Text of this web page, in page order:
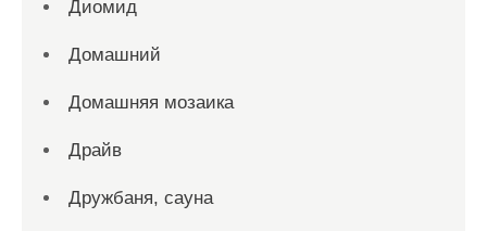
Диомид
Домашний
Домашняя мозаика
Драйв
Дружбаня, сауна